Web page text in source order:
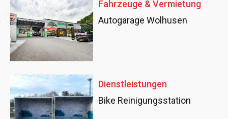
Fahrzeuge & Vermietung
Autogarage Wolhusen
Dienstleistungen
Bike Reinigungsstation